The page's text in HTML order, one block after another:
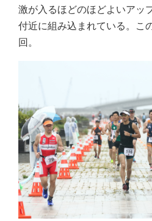
激が入るほどのほどよいアッ
付近に組み込まれている。こ
回。